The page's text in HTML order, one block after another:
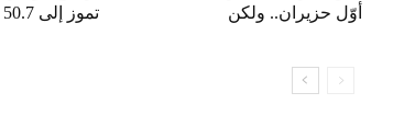
تموز إلى 50.7 نقطة
أوّل حزيران.. ولكن